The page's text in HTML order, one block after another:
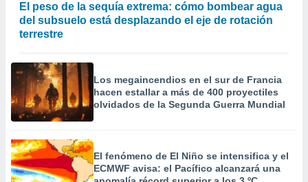
El peso de la sequía extrema: cómo bombear agua
del subsuelo está desplazando el eje de rotación
terrestre
Los megaincendios en el sur de Francia
hacen estallar a más de 400 proyectiles
olvidados de la Segunda Guerra Mundial
El fenómeno de El Niño se intensifica y el
ECMWF avisa: el Pacífico alcanzará una